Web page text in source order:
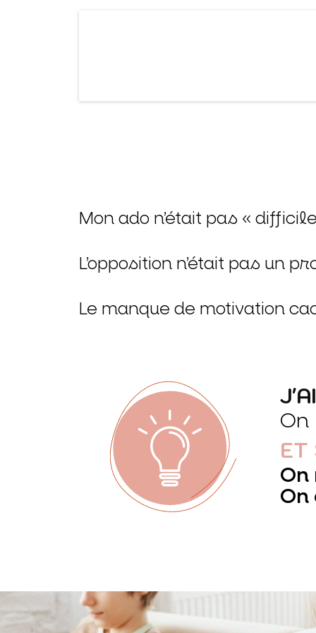
Mon ado n’était pas «
L’opposition n’était pas un
Le manque de motivation
ET
On